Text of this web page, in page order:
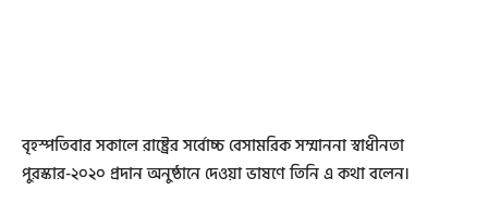
বৃহস্পতিবার সকালে রাষ্ট্রের সর্বোচ্চ বেসামরিক সম্মাননা স্বাধীনতা
পুরস্কার-২০২০ প্রদান অনুষ্ঠানে দেওয়া ভাষণে তিনি এ কথা বলেন।